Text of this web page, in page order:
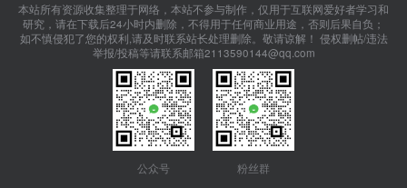
本站所有资源收集整理于网络，本站不参与制作，仅用于互联网爱好者学习和
研究，请在下载后24小时内删除，不得用于任何商业用途，否则后果自负；
如不慎侵犯了您的权利,请及时联系站长处理删除。敬请谅解！ 侵权删帖/违法
举报/投稿等请联系邮箱2113590144@qq.com
公众号 粉丝群